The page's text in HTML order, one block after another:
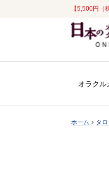
【5,500円
ナ
ビ
ン
コ
ン
ス
オラクル
ホーム タ